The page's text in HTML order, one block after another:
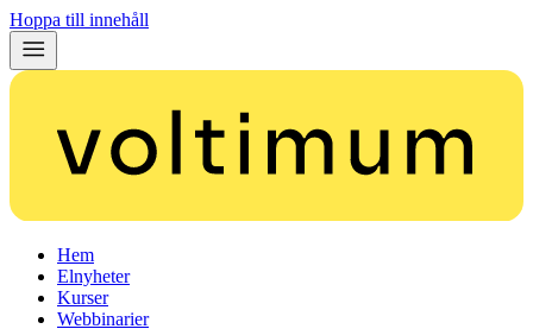
Hoppa till innehåll
Hem
Elnyheter
Kurser
Webbinarier